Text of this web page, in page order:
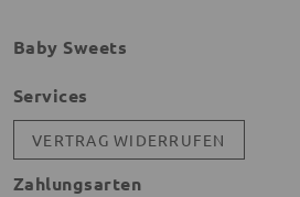
Baby Sweets
Services
VERTRAG WIDERRUFEN
Zahlungsarten